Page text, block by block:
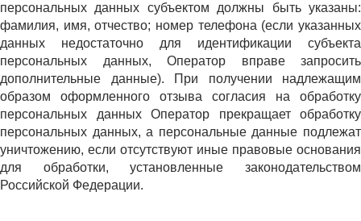
персональных данных субъектом должны быть указаны:
фамилия, имя, отчество; номер телефона (если указанных
данных недостаточно для идентификации субъекта
персональных данных, Оператор вправе запросить
дополнительные данные). При получении надлежащим
образом оформленного отзыва согласия на обработку
персональных данных Оператор прекращает обработку
персональных данных, а персональные данные подлежат
уничтожению, если отсутствуют иные правовые основания
для обработки, установленные законодательством
Российской Федерации.